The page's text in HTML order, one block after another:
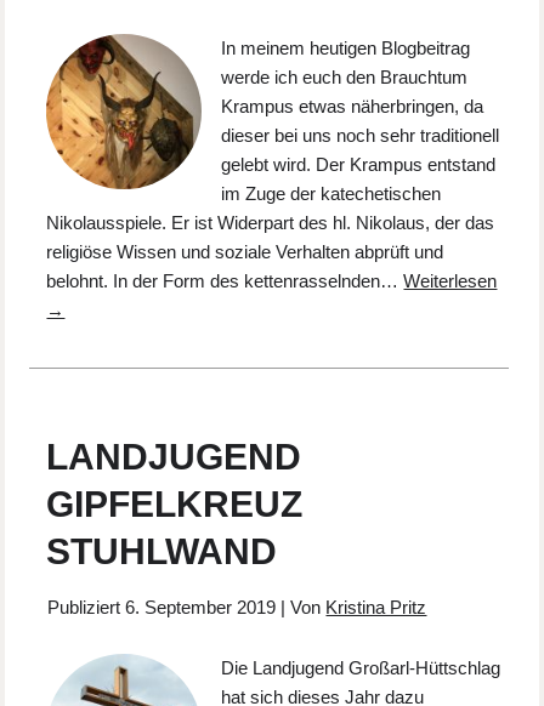
In meinem heutigen Blogbeitrag
werde ich euch den Brauchtum
Krampus etwas näherbringen, da
dieser bei uns noch sehr traditionell
gelebt wird. Der Krampus entstand
im Zuge der katechetischen
Nikolausspiele. Er ist Widerpart des hl. Nikolaus, der das
religiöse Wissen und soziale Verhalten abprüft und
belohnt. In der Form des kettenrasselnden…Weiterlesen
→
LANDJUGEND
GIPFELKREUZ
STUHLWAND
Publiziert 6. September 2019 |Von Kristina Pritz
Die Landjugend Großarl-Hüttschlag
hat sich dieses Jahr dazu